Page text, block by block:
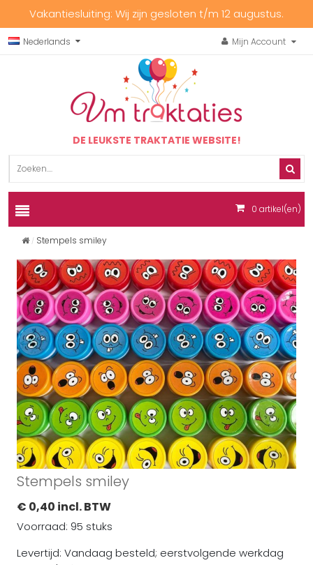
Vakantiesluiting: Wij zijn gesloten t/m 12 augustus.
Nederlands Mijn Account
DE LEUKSTE TRAKTATIE WEBSITE!
0 artikel(en)
Stempels smiley
Stempels smiley
€ 0,40 incl. BTW
Voorraad: 95 stuks
Levertijd: Vandaag besteld; eerstvolgende werkdag